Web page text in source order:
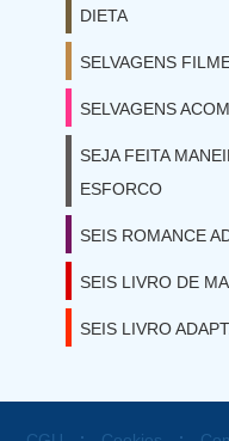
DIETA
SELVAGENS
SELVAGENS
SEJA FEITA
ESFORCO
SEIS ROMANCE
SEIS LIVRO DE
SEIS LIVRO